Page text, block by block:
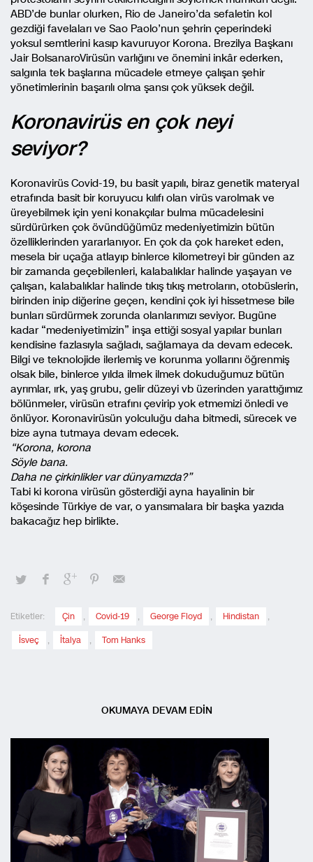
ABD’de bunlar olurken, Rio de Janeiro’da sefaletin kol
gezdiği favelaları ve Sao Paolo’nun şehrin çeperindeki
yoksul semtlerini kasıp kavuruyor Korona. Brezilya Başkanı
Jair BolsanaroVirüsün varlığını ve önemini inkâr ederken,
salgınla tek başlarına mücadele etmeye çalışan şehir
yönetimlerinin başarılı olma şansı çok yüksek değil.
Koronavirüs en çok neyi
seviyor?
Koronavirüs Covid-19, bu basit yapılı, biraz genetik materyal
etrafında basit bir koruyucu kılıfı olan virüs varolmak ve
üreyebilmek için yeni konakçılar bulma mücadelesini
sürdürürken çok övündüğümüz medeniyetimizin bütün
özelliklerinden yararlanıyor. En çok da çok hareket eden,
mesela bir uçağa atlayıp binlerce kilometreyi bir günden az
bir zamanda geçebilenleri, kalabalıklar halinde yaşayan ve
çalışan, kalabalıklar halinde tıkış tıkış metroların, otobüslerin,
birinden inip diğerine geçen, kendini çok iyi hissetmese bile
bunları sürdürmek zorunda olanlarımızı seviyor. Bugüne
kadar “medeniyetimizin” inşa ettiği sosyal yapılar bunları
kendisine fazlasıyla sağladı, sağlamaya da devam edecek.
Bilgi ve teknolojide ilerlemiş ve korunma yollarını öğrenmiş
olsak bile, binlerce yılda ilmek ilmek dokuduğumuz bütün
ayrımlar, ırk, yaş grubu, gelir düzeyi vb üzerinden yarattığımız
bölünmeler, virüsün etrafını çevirip yok etmemizi önledi ve
önlüyor. Koronavirüsün yolculuğu daha bitmedi, sürecek ve
bize ayna tutmaya devam edecek.
“Korona, korona
Söyle bana.
Daha ne çirkinlikler var dünyamızda?”
Tabi ki korona virüsün gösterdiği ayna hayalinin bir
köşesinde Türkiye de var, o yansımalara bir başka yazıda
bakacağız hep birlikte.
Etiketler: Çin , Covid-19 , George Floyd , Hindistan ,
İsveç , İtalya , Tom Hanks
OKUMAYA DEVAM EDİN